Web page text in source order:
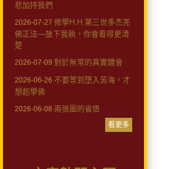
悲加持我們
2026-07-27 修學H.H.第三世多杰羌
佛正法—放下我執，你會看得更清
楚
2026-07-09 對於無常的真實體會
2026-06-26 不要等到墮入苦海，才
想起學佛
2026-06-08 兩張圖的省悟
看更多